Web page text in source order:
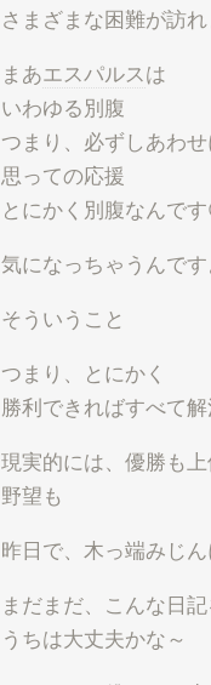
さまざまな困難が訪れ
まあエスパルスは
いわゆる別腹
つまり、必ずしあわ
思っての応援
とにかく別腹なんで
気になっちゃうんで
そういうこと
つまり、とにかく
勝利できればすべて
現実的には、優勝も
野望も
昨日で、木っ端みじ
まだまだ、こんな日
うちは大丈夫かな～